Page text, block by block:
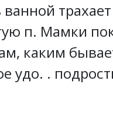
п. Мамки
каким
удо. .